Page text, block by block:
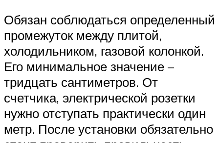
Обязан соблюдаться определенный
промежуток между плитой,
холодильником, газовой колонкой.
Его минимальное значение –
тридцать сантиметров. От
счетчика, электрической розетки
нужно отступать практически один
метр. После установки обязательно